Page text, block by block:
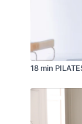
18 min